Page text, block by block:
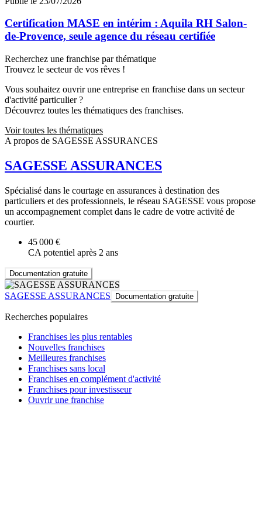
Certification MASE en intérim : Aquila RH Salon-
de-Provence, seule agence du réseau certifiée
Recherchez une franchise par thématique
Trouvez le secteur de vos rêves !
Vous souhaitez ouvrir une entreprise en franchise dans un secteur
d'activité particulier ?
Découvrez toutes les thématiques des franchises.
Voir toutes les thématiques
A propos de SAGESSE ASSURANCES
SAGESSE ASSURANCES
Spécialisé dans le courtage en assurances à destination des
particuliers et des professionnels, le réseau SAGESSE vous propose
un accompagnement complet dans le cadre de votre activité de
courtier.
45 000 €
CA potentiel après 2 ans
Documentation gratuite
SAGESSE ASSURANCES Documentation gratuite
Recherches populaires
Franchises les plus rentables
Nouvelles franchises
Meilleures franchises
Franchises sans local
Franchises en complément d'activité
Franchises pour investisseur
Ouvrir une franchise